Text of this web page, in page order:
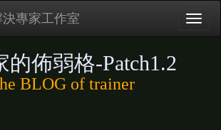
專家工作室
的佈弱格-Patch1.2
BLOG of trainer